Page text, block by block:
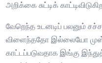
அறிக்கை சுட்டிக்
வேறெந்த உடனடிப் பலனும்
விளைந்ததோ இல்லையோ
காட்டப்படுவதாக இங்கு